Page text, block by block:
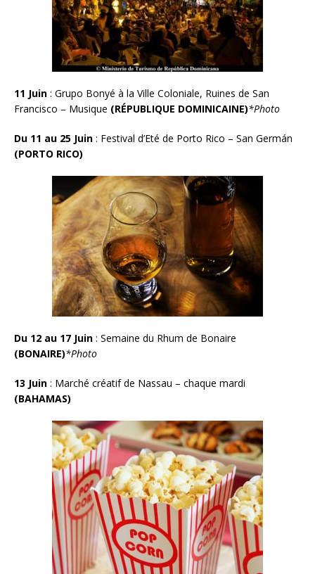
11 Juin : Grupo Bonyé à la Ville Coloniale, Ruines de San
Francisco – Musique (RÉPUBLIQUE DOMINICAINE)*Photo
Du 11 au 25 Juin : Festival d’Eté de Porto Rico – San Germán
(PORTO RICO)
Du 12 au 17 Juin : Semaine du Rhum de Bonaire
(BONAIRE)*Photo
13 Juin : Marché créatif de Nassau – chaque mardi
(BAHAMAS)